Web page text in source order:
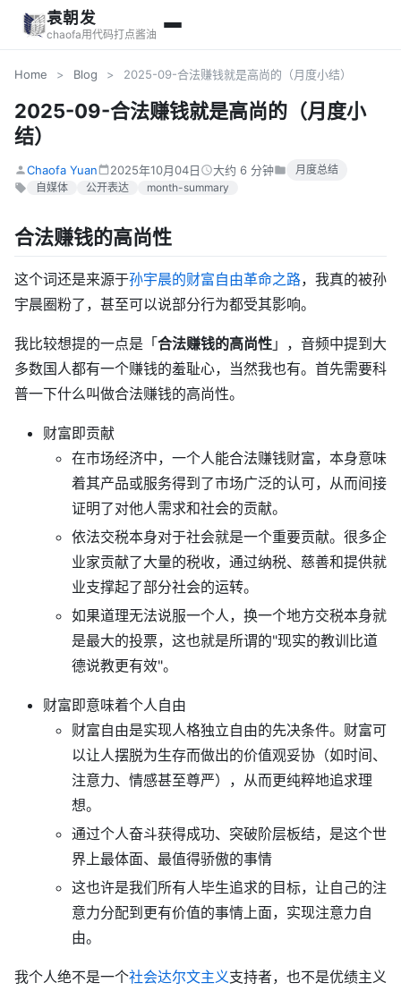
袁朝发
chaofa用代码打点酱油
Home > Blog > 2025-09-合法赚钱就是高尚的（月度小结）
2025-09-合法赚钱就是高尚的（月度小
结）
Chaofa Yuan 2025年10月04日 大约 6 分钟
月度总结
自媒体
公开表达 month-summary
合法赚钱的高尚性
这个词还是来源于孙宇晨的财富自由革命之路，我真的被孙
宇晨圈粉了，甚至可以说部分行为都受其影响。
我比较想提的一点是「合法赚钱的高尚性 」，音频中提到大
多数国人都有一个赚钱的羞耻心，当然我也有。首先需要科
普一下什么叫做合法赚钱的高尚性。
财富即贡献
在市场经济中，一个人能合法赚钱财富，本身意味
着其产品或服务得到了市场广泛的认可，从而间接
证明了对他人需求和社会的贡献。
依法交税本身对于社会就是一个重要贡献。很多企
业家贡献了大量的税收，通过纳税、慈善和提供就
业支撑起了部分社会的运转。
如果道理无法说服一个人，换一个地方交税本身就
是最大的投票，这也就是所谓的"现实的教训比道
德说教更有效"。
财富即意味着个人自由
财富自由是实现人格独立自由的先决条件。财富可
以让人摆脱为生存而做出的价值观妥协（如时间、
注意力、情感甚至尊严），从而更纯粹地追求理
想。
通过个人奋斗获得成功、突破阶层板结，是这个世
界上最体面、最值得骄傲的事情
这也许是我们所有人毕生追求的目标，让自己的注
意力分配到更有价值的事情上面，实现注意力自
由。
我个人绝不是一个社会达尔文主义支持者，也不是优绩主义